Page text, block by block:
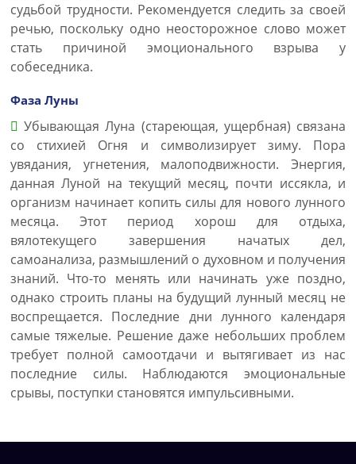
судьбой трудности. Рекомендуется следить за своей
речью, поскольку одно неосторожное слово может
стать причиной эмоционального взрыва у
собеседника.
Фаза Луны
Убывающая Луна (стареющая, ущербная) связана
со стихией Огня и символизирует зиму. Пора
увядания, угнетения, малоподвижности. Энергия,
данная Луной на текущий месяц, почти иссякла, и
организм начинает копить силы для нового лунного
месяца. Этот период хорош для отдыха,
вялотекущего завершения начатых дел,
самоанализа, размышлений о духовном и получения
знаний. Что-то менять или начинать уже поздно,
однако строить планы на будущий лунный месяц не
воспрещается. Последние дни лунного календаря
самые тяжелые. Решение даже небольших проблем
требует полной самоотдачи и вытягивает из нас
последние силы. Наблюдаются эмоциональные
срывы, поступки становятся импульсивными.